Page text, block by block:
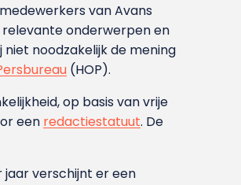
van Avans
relevante onderwerpen en
noodzakelijk de mening
(HOP).
op basis van vrije
een redactiestatuut. De
jaar verschijnt er een